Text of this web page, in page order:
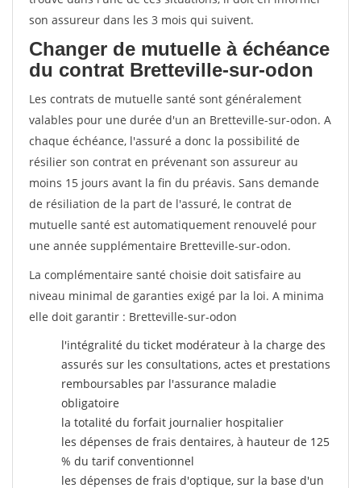
son assureur dans les 3 mois qui suivent.
Changer de mutuelle à échéance
du contrat Bretteville-sur-odon
Les contrats de mutuelle santé sont généralement
valables pour une durée d'un an Bretteville-sur-odon. A
chaque échéance, l'assuré a donc la possibilité de
résilier son contrat en prévenant son assureur au
moins 15 jours avant la fin du préavis. Sans demande
de résiliation de la part de l'assuré, le contrat de
mutuelle santé est automatiquement renouvelé pour
une année supplémentaire Bretteville-sur-odon.
La complémentaire santé choisie doit satisfaire au
niveau minimal de garanties exigé par la loi. A minima
elle doit garantir : Bretteville-sur-odon
l'intégralité du ticket modérateur à la charge des
assurés sur les consultations, actes et prestations
remboursables par l'assurance maladie
obligatoire
la totalité du forfait journalier hospitalier
les dépenses de frais dentaires, à hauteur de 125
% du tarif conventionnel
les dépenses de frais d'optique, sur la base d'un